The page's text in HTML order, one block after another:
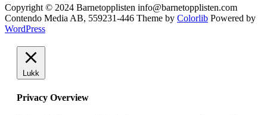
Copyright © 2024 Barnetopplisten info@barnetopplisten.com
Contendo Media AB, 559231-446 Theme by Colorlib Powered by
WordPress
Lukk
Privacy Overview